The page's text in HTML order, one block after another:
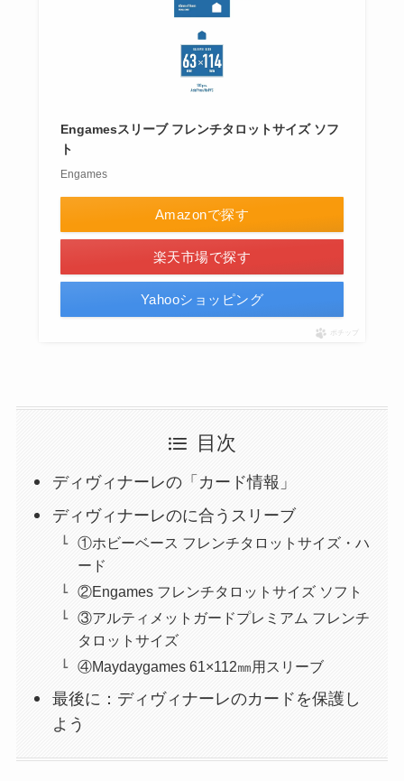
Engamesスリーブ フレンチタロットサイズ ソフ
ト
Engames
Amazonで探す
楽天市場で探す
Yahooショッピング
ポチップ
目次
ディヴィナーレの「カード情報」
ディヴィナーレのに合うスリーブ
①ホビーベース フレンチタロットサイズ・ハ
ード
②Engames フレンチタロットサイズ ソフト
③アルティメットガードプレミアム フレンチ
タロットサイズ
④Maydaygames 61×112㎜用スリーブ
最後に：ディヴィナーレのカードを保護し
よう